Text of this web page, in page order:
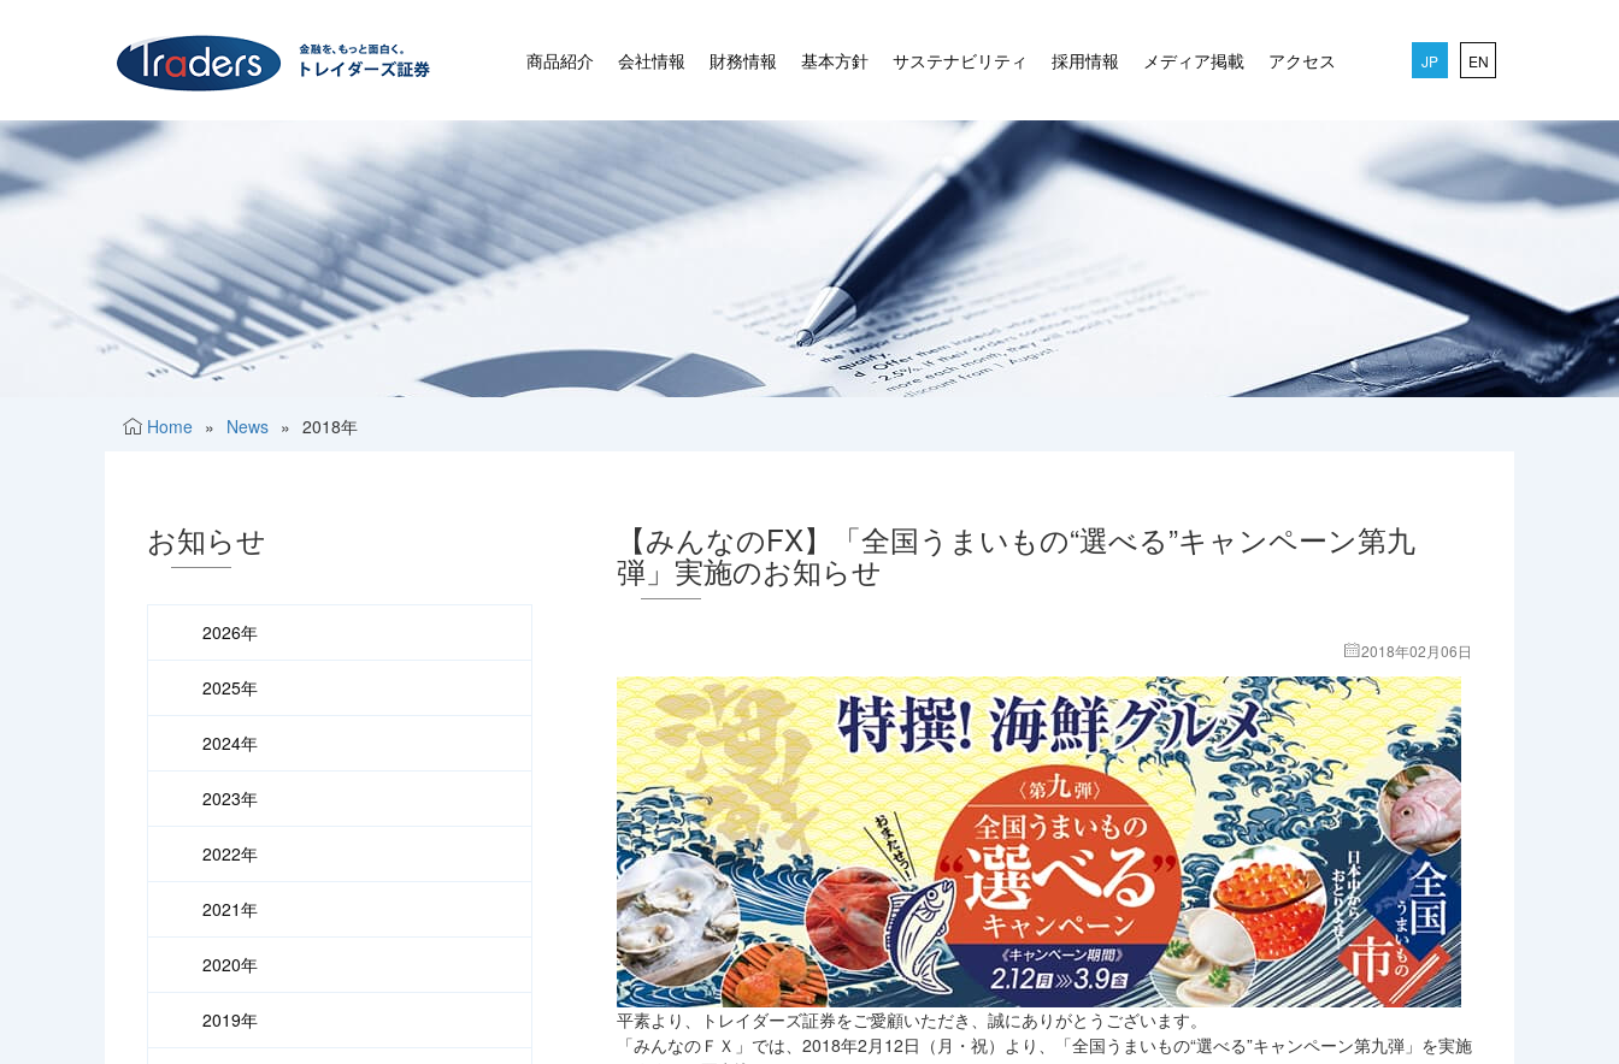
商品紹介 会社情報 財務情報 基本方針 サステナビリティ 採用情報 メディア掲載 アクセス JP EN
Home » News » 2018年
【みんなのFX】「全国うまいもの“選べる”キャンペーン第九
弾」実施のお知らせ
2018年02月06日
平素より、トレイダーズ証券をご愛顧いただき、誠にありがとうございます。
「みんなのＦＸ」では、2018年2月12日（月・祝）より、「全国うまいもの“選べる”キャンペーン第九弾」を実施
お知らせ
2026年
2025年
2024年
2023年
2022年
2021年
2020年
2019年